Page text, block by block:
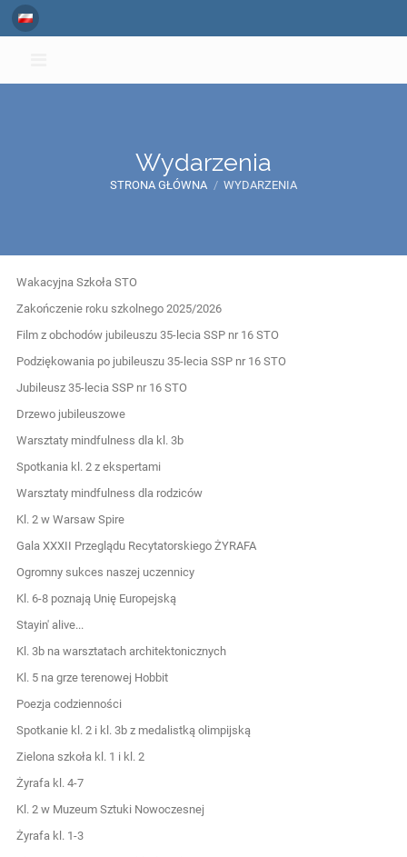
Wydarzenia
STRONA GŁÓWNA / WYDARZENIA
Wydarzenia
Wakacyjna Szkoła STO
Zakończenie roku szkolnego 2025/2026
Film z obchodów jubileuszu 35-lecia SSP nr 16 STO
Podziękowania po jubileuszu 35-lecia SSP nr 16 STO
Jubileusz 35-lecia SSP nr 16 STO
Drzewo jubileuszowe
Warsztaty mindfulness dla kl. 3b
Spotkania kl. 2 z ekspertami
Warsztaty mindfulness dla rodziców
Kl. 2 w Warsaw Spire
Gala XXXII Przeglądu Recytatorskiego ŻYRAFA
Ogromny sukces naszej uczennicy
Kl. 6-8 poznają Unię Europejską
Stayin' alive...
Kl. 3b na warsztatach architektonicznych
Kl. 5 na grze terenowej Hobbit
Poezja codzienności
Spotkanie kl. 2 i kl. 3b z medalistką olimpijską
Zielona szkoła kl. 1 i kl. 2
Żyrafa kl. 4-7
Kl. 2 w Muzeum Sztuki Nowoczesnej
Żyrafa kl. 1-3